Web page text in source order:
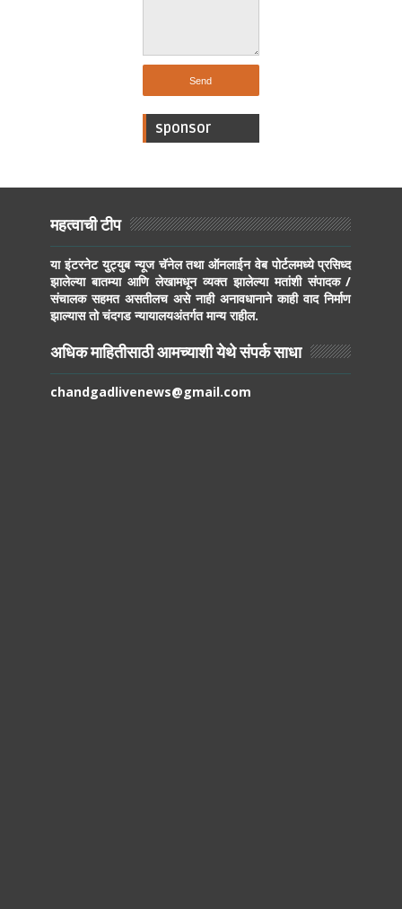
sponsor
महत्वाची टीप
या इंटरनेट युट्युब न्यूज चॅनेल तथा ऑनलाईन वेब पोर्टलमध्ये प्रसिध्द
झालेल्या बातम्या आणि लेखामधून व्यक्त झालेल्या मतांशी संपादक /
संचालक सहमत असतीलच असे नाही अनावधानाने काही वाद निर्माण
झाल्यास तो चंदगड न्यायालयअंतर्गत मान्य राहील.
अधिक माहितीसाठी आमच्याशी येथे संपर्क साधा
chandgadlivenews@gmail.com